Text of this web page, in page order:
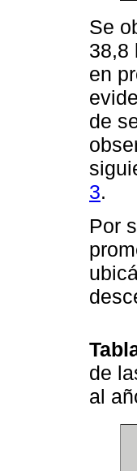
Se
38,8
en
de
3.
Por
de
al